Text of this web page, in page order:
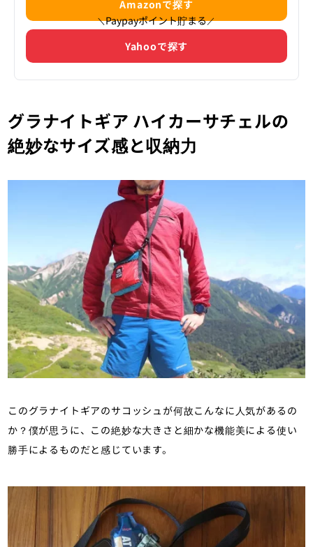
Amazonで探す
＼Paypayポイント貯まる／
Yahooで探す
グラナイトギア ハイカーサチェルの
絶妙なサイズ感と収納力
このグラナイトギアのサコッシュが何故こんなに人気があるの
か？僕が思うに、この絶妙な大きさと細かな機能美による使い
勝手によるものだと感じています。